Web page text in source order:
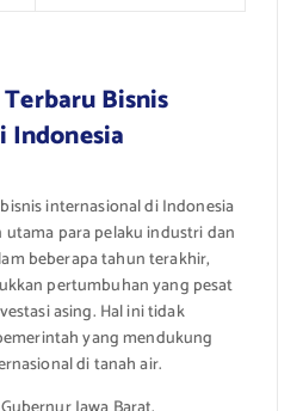
Bisnis
Indonesia
internasional di Indonesia
para pelaku industri dan
beberapa tahun terakhir,
pertumbuhan yang pesat
asing. Hal ini tidak
yang mendukung
di tanah air.